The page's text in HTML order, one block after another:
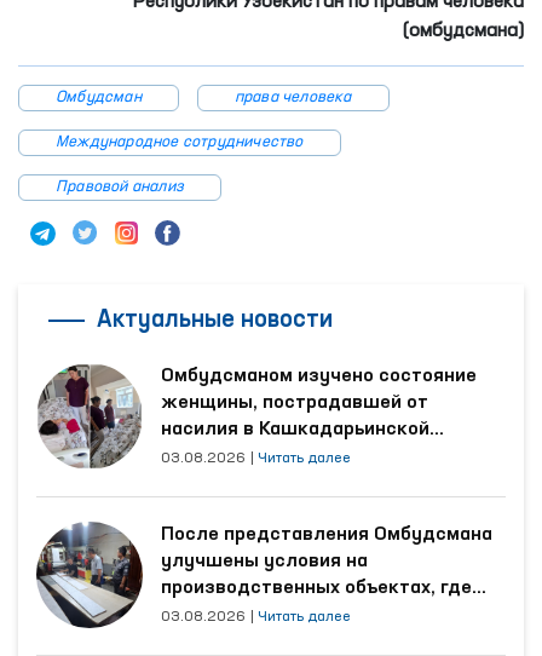
(омбудсмана)
Омбудсман права человека
Международное сотрудничество
Правовой анализ
Актуальные новости
Омбудсманом изучено состояние
женщины, пострадавшей от
насилия в Кашкадарьинской
области
03.08.2026 Читать далее
После представления Омбудсмана
улучшены условия на
производственных объектах, где
трудятся осуждённые
03.08.2026 Читать далее